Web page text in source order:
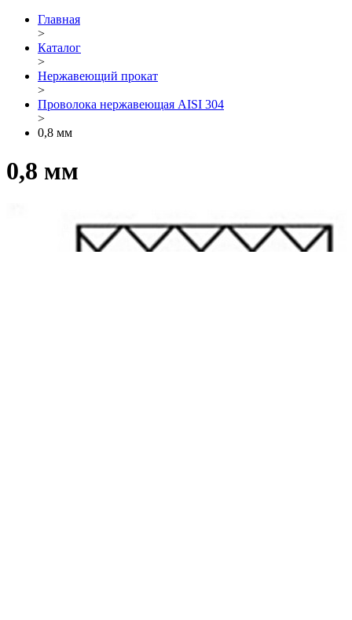
Главная
>
Каталог
>
Нержавеющий прокат
>
Проволока нержавеющая AISI 304
>
0,8 мм
0,8 мм